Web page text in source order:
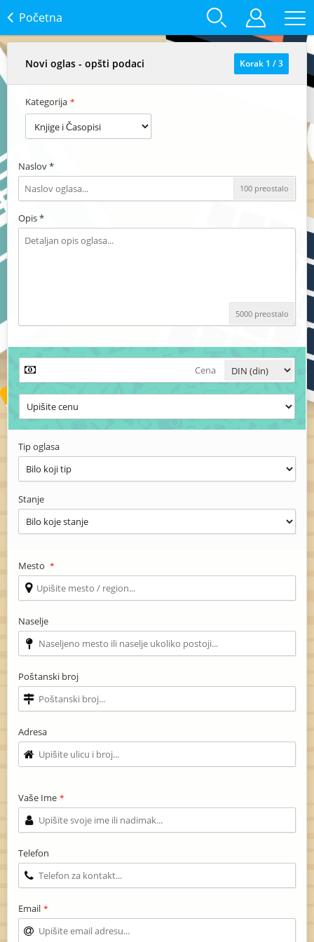
Početna
Novi oglas - opšti podaci Korak 1 /3
Kategorija *
Naslov *
100 preostalo
Opis *
5000 preostalo
Tip oglasa
Stanje
Mesto *
Naselje
Poštanski broj
Adresa
Vaše Ime *
Telefon
Email *